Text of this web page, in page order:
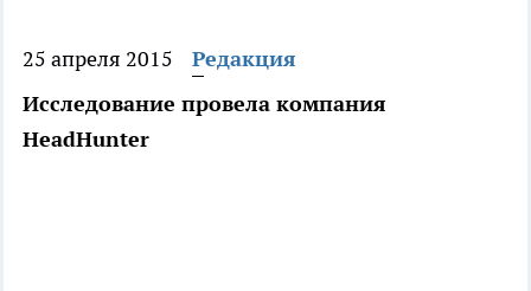
25 апреля 2015
Редакция
Исследование провела компания
HeadHunter